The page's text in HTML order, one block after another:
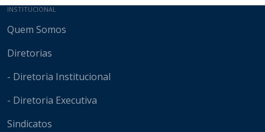
Mapa do site
INSTITUCIONAL
Quem Somos
Diretorias
- Diretoria Institucional
- Diretoria Executiva
Sindicatos